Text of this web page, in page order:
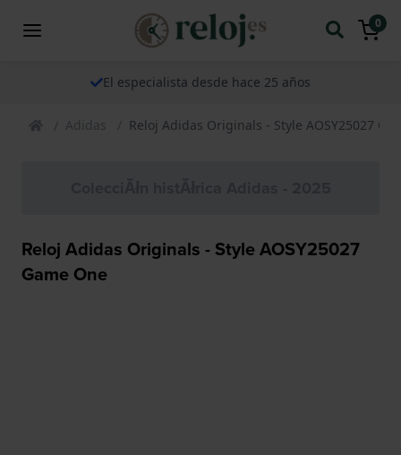
0
El especialista desde hace 25 años
Adidas Reloj Adidas Originals - Style AOSY25027
Reloj Adidas Originals - Style AOSY25027
Game One